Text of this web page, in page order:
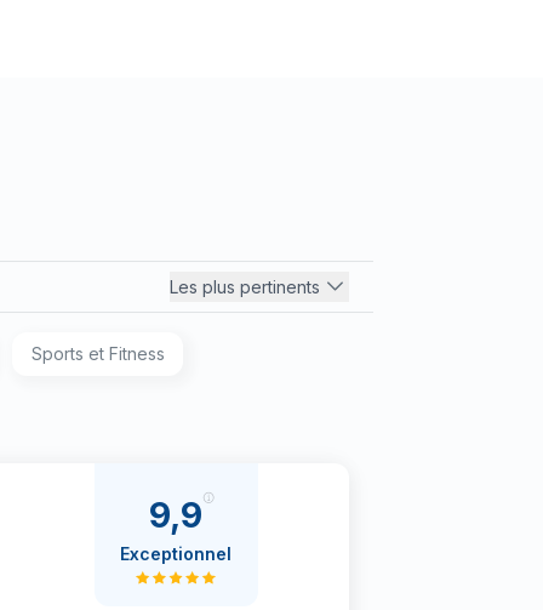
Les plus pertinents
Sports et Fitness
9,9
Exceptionnel